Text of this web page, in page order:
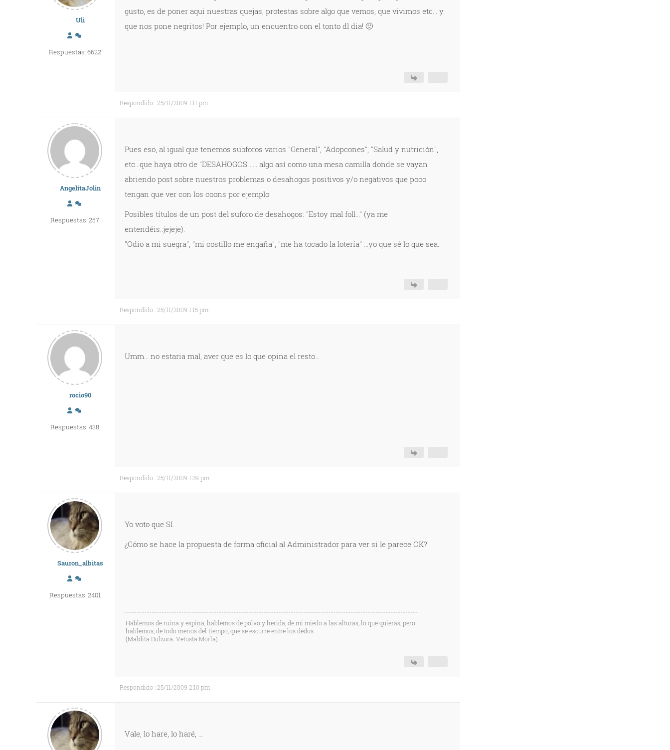
Uli
Respuestas: 6622
gusto, es de poner aqui nuestras quejas, protestas sobre algo que vemos, que vivimos etc... y
que nos pone negritos! Por ejemplo, un encuentro con el tonto dl dia! 🙂
Respondido : 25/11/2009 1:11 pm
AngelitaJolin
Respuestas: 257
Pues eso, al igual que tenemos subforos varios "General", "Adopcones", "Salud y nutrición",
etc...que haya otro de "DESAHOGOS"..... algo así como una mesa camilla donde se vayan
abriendo post sobre nuestros problemas o desahogos positivos y/o negativos que poco
tengan que ver con los coons por ejemplo:
Posibles títulos de un post del suforo de desahogos: "Estoy mal foll..." (ya me
entendéis..jejeje).
"Odio a mi suegra", "mi costillo me engaña", "me ha tocado la lotería" ...yo que sé lo que sea..
Respondido : 25/11/2009 1:15 pm
rocio90
Respuestas: 438
Umm... no estaria mal, aver que es lo que opina el resto...
Respondido : 25/11/2009 1:39 pm
Sauron_albitas
Respuestas: 2401
Yo voto que SI.
¿Cómo se hace la propuesta de forma oficial al Administrador para ver si le parece OK?
Hablemos de ruina y espina, hablemos de polvo y herida, de mi miedo a las alturas, lo que quieras, pero
hablemos, de todo menos del tiempo, que se escurre entre los dedos.
(Maldita Dulzura. Vetusta Morla)
Respondido : 25/11/2009 2:10 pm
Vale, lo hare, lo haré, ...